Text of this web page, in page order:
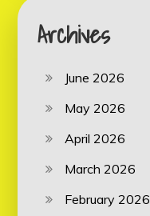
Archives
June 2026
May 2026
April 2026
March 2026
February 2026